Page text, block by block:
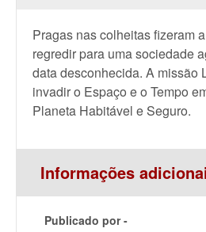
Pragas nas colheitas fizeram
regredir para uma sociedade
data desconhecida. A missão
invadir o Espaço e o Tempo
Planeta Habitável e Seguro.
Informações
Publicado por -